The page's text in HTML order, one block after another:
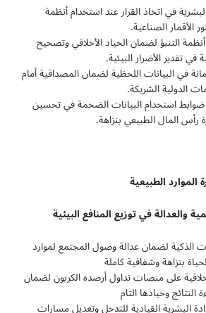
في اتخاذ القرار عند استخدام أنظمة
الأقمار الصناعية.
التنبؤ لضمان الحياد الأخلاقي وتصحيح
في تقدير الأضرار البيئية.
في البيانات اللحظية لضمان المصداقية أمام
الدولية الشريكة.
استخدام البيانات الضخمة في تحسين
رأس المال الطبيعي بنزاهة.
الموارد الطبيعية
والعدالة في توزيع المنافع البيئية
الذكية لضمان عدالة وصول المجتمع لموارد
بنزاهة وشفافية كاملة
على منصات تداول أرصده الكربون لضمان
وحيادها التام
البشرية القيادية للتدخل وتعديل مسارات